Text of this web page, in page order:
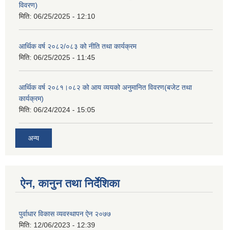
विवरण)
मिति: 06/25/2025 - 12:10
आर्थिक वर्ष २०८२/०८३ को नीति तथा कार्यक्रम
मिति: 06/25/2025 - 11:45
आर्थिक वर्ष २०८१।०८२ को आय व्ययको अनुमानित विवरण(बजेट तथा
कार्यक्रम)
मिति: 06/24/2024 - 15:05
अन्य
ऐन, कानुन तथा निर्देशिका
पुर्वाधार विकास व्यवस्थापन ऐन २०७७
मिति: 12/06/2023 - 12:39